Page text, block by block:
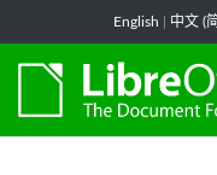
English 中文 (